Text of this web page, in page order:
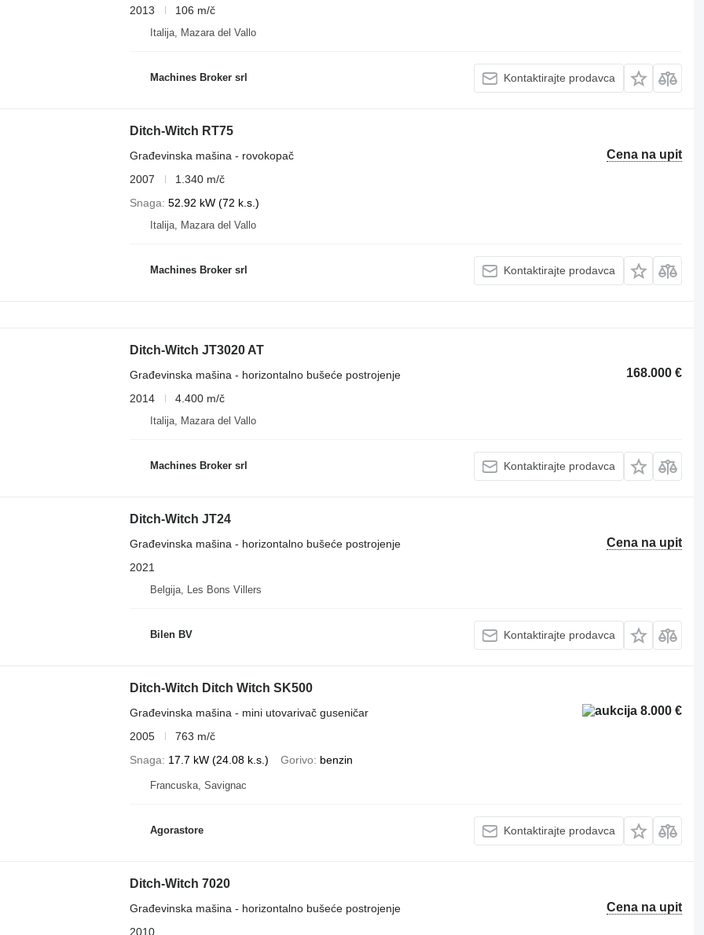
2013
106 m/č
Italija, Mazara del Vallo
Machines Broker srl Kontaktirajte prodavca
Ditch-Witch RT75
Cena na upit
Građevinska mašina - rovokopač
2007
1.340 m/č
Snaga 52.92 kW (72 k.s.)
Italija, Mazara del Vallo
Machines Broker srl Kontaktirajte prodavca
Ditch-Witch JT3020 AT
168.000 €
Građevinska mašina - horizontalno bušeće postrojenje
2014
4.400 m/č
Italija, Mazara del Vallo
Machines Broker srl Kontaktirajte prodavca
Ditch-Witch JT24
Cena na upit
Građevinska mašina - horizontalno bušeće postrojenje
2021
Belgija, Les Bons Villers
Bilen BV Kontaktirajte prodavca
Ditch-Witch Ditch Witch SK500
8.000 €
Građevinska mašina - mini utovarivač guseničar
2005
763 m/č
Snaga
17.7 kW (24.08 k.s.) Gorivo benzin
Francuska, Savignac
Agorastore Kontaktirajte prodavca
Ditch-Witch 7020
Cena na upit
Građevinska mašina - horizontalno bušeće postrojenje
2010